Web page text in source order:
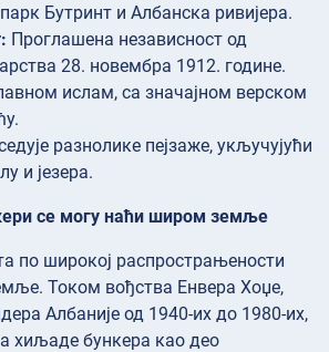
Бутринт и Албанска ривијера.
Проглашена независност од
28. новембра 1912. године.
ислам, са значајном верском
разнолике пејзаже, укључујући
и језера.
се могу наћи широм земље
по широкој распрострањености
Током вођства Енвера Хоџе,
Албаније од 1940-их до 1980-их,
хиљаде бункера као део